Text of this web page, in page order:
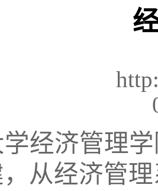
经济管理
从经济管